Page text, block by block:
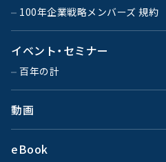
100年企業戦略メンバーズ 規約
イベント・セミナー
百年の計
動画
eBook